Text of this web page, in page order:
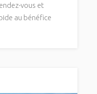
vous et
au bénéfice